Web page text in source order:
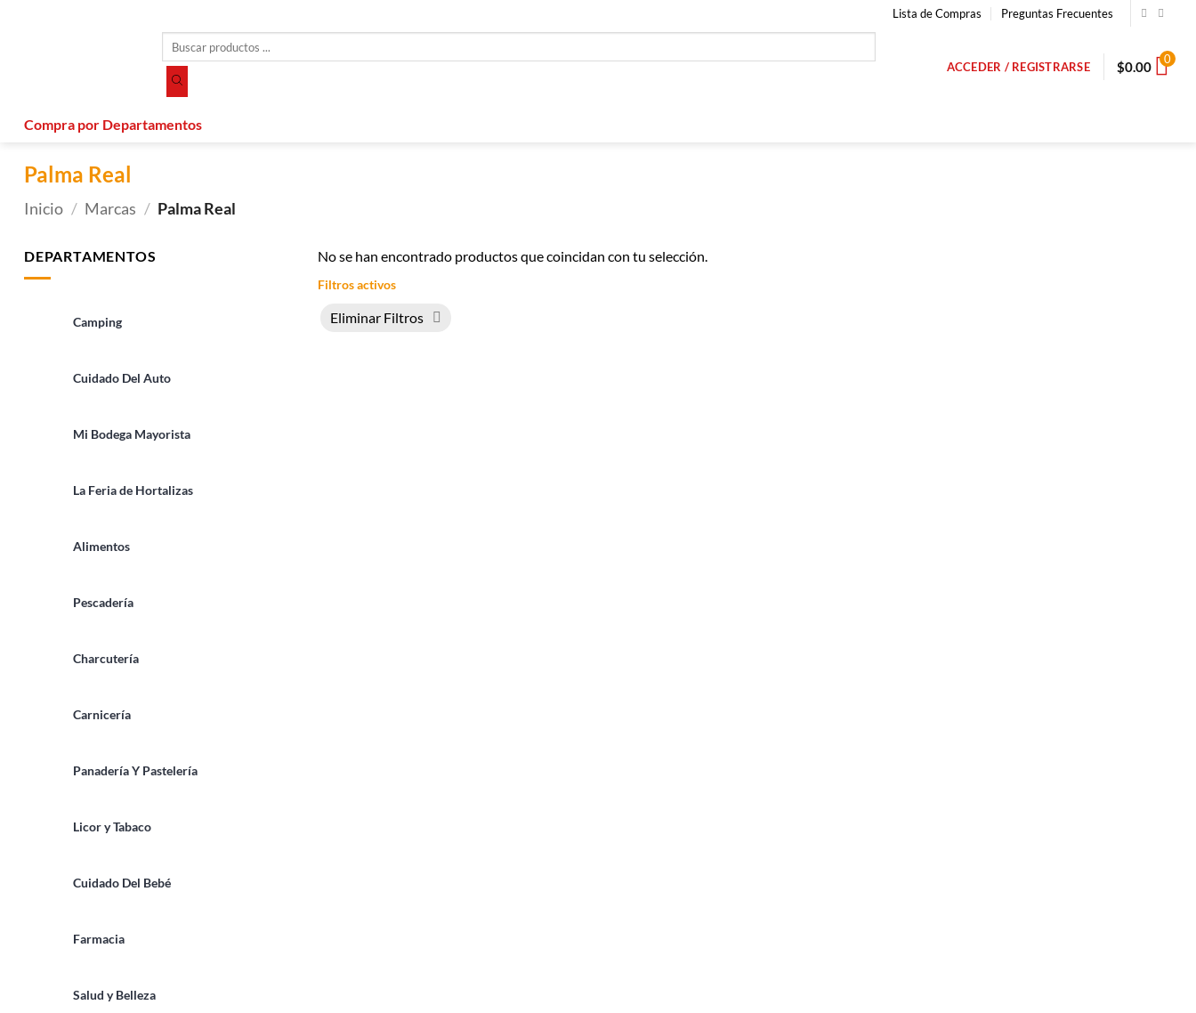
Lista de Compras Preguntas Frecuentes
productos
ACCEDER / REGISTRARSE $0.00 0
Compra por Departamentos
Palma Real
Inicio / Marcas / Palma Real
DEPARTAMENTOS
Camping
Cuidado Del Auto
Mi Bodega Mayorista
La Feria de Hortalizas
Alimentos
Pescadería
Charcutería
Carnicería
Panadería Y Pastelería
Licor y Tabaco
Cuidado Del Bebé
Farmacia
Salud y Belleza
No se han encontrado productos que coincidan con tu selección.
Filtros activos
Eliminar Filtros